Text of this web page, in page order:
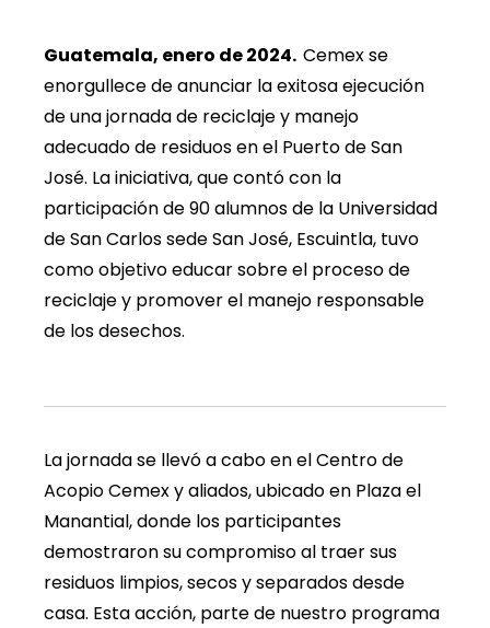
Guatemala, enero de 2024. Cemex se
enorgullece de anunciar la exitosa ejecución
de una jornada de reciclaje y manejo
adecuado de residuos en el Puerto de San
José. La iniciativa, que contó con la
participación de 90 alumnos de la Universidad
de San Carlos sede San José, Escuintla, tuvo
como objetivo educar sobre el proceso de
reciclaje y promover el manejo responsable
de los desechos.
La jornada se llevó a cabo en el Centro de
Acopio Cemex y aliados, ubicado en Plaza el
Manantial, donde los participantes
demostraron su compromiso al traer sus
residuos limpios, secos y separados desde
casa. Esta acción, parte de nuestro programa